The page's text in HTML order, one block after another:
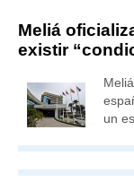
Meliá
existir
un